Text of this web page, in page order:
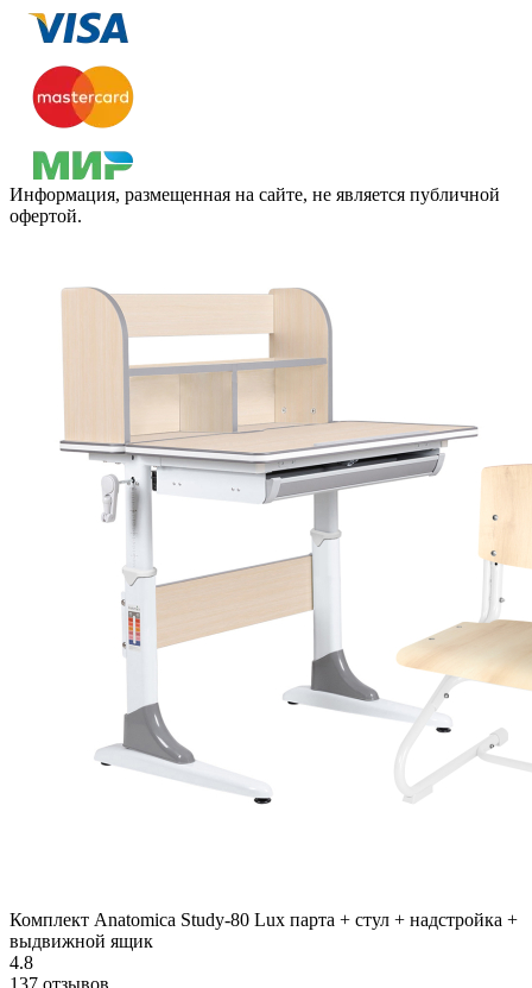
Информация, размещенная на сайте, не является публичной
офертой.
Комплект Anatomica Study-80 Lux парта + стул + надстройка +
выдвижной ящик
4.8